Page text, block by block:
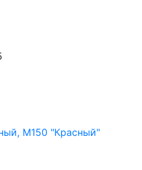
M150 "Красный"